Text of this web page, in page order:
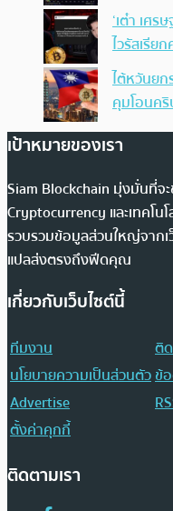
‘เต๋า เศ
ไวรัสเรีย
ไต้หวันยก
คุมโอนคริ
เป้าหมายของเรา
Siam Blockchain มุ่งมั่นที่จ
Cryptocurrency และเทคโน
รวบรวมข้อมูลส่วนใหญ่จากเ
แปลส่งตรงถึงฟีดคุณ
เกี่ยวกับเว็บไซต์นี้
ทีมงาน
ติ
นโยบายความเป็นส่วนตัวข้
Advertise
ตั้งค่าคุกกี้
ติดตามเรา